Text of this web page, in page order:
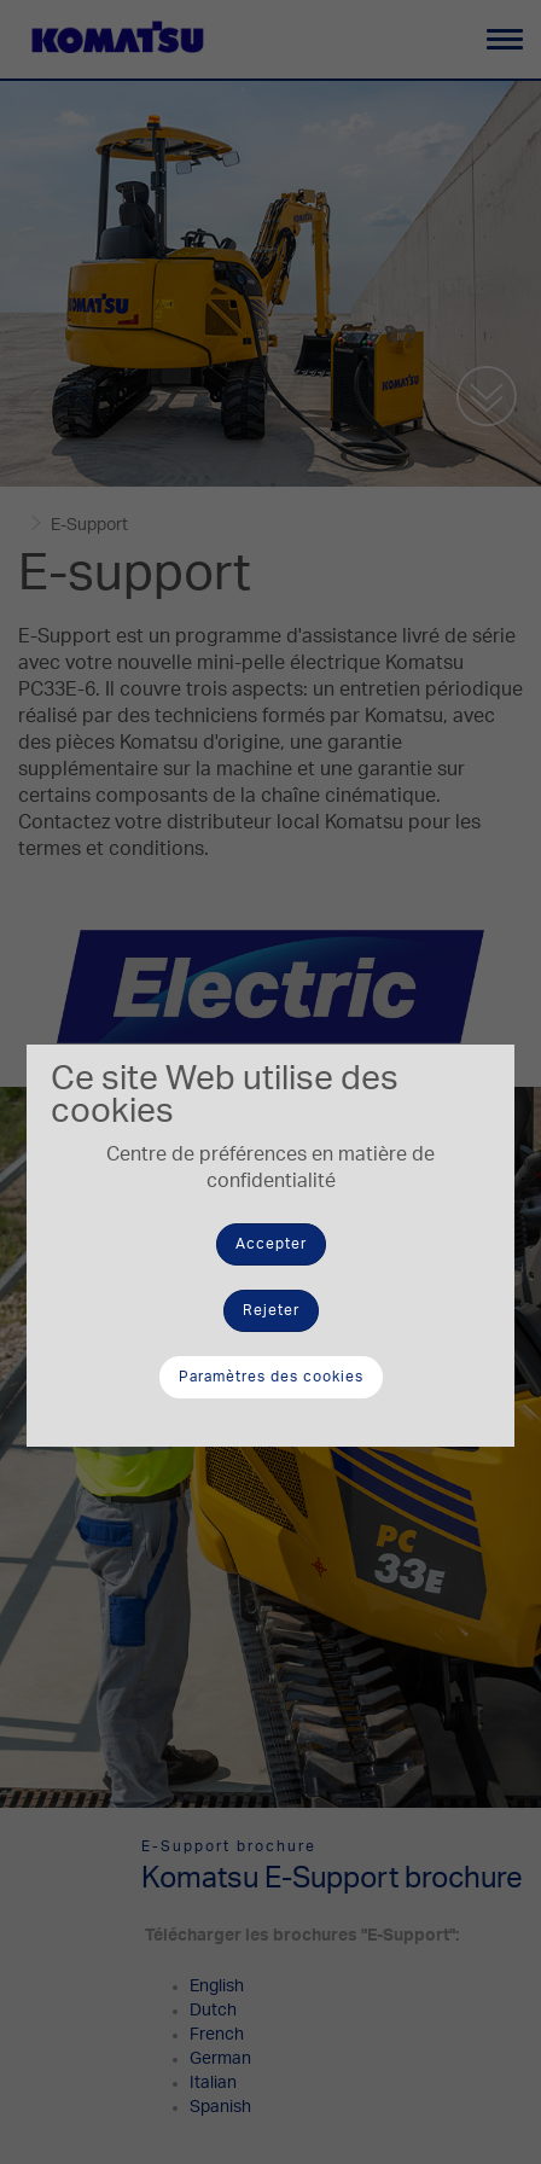
Ce site Web utilise des
cookies
Centre de préférences en matière de
confidentialité
Accepter
Rejeter
Paramètres des cookies
la
E-Support
E-support
E-Support est un programme d'assistance livré de série
avec votre nouvelle mini-pelle électrique Komatsu
PC33E-6. Il couvre trois aspects: un entretien périodique
réalisé par des techniciens formés par Komatsu, avec
des pièces Komatsu d'origine, une garantie
supplémentaire sur la machine et une garantie sur
certains composants de la chaîne cinématique.
Contactez votre distributeur local Komatsu pour les
termes et conditions.
E-Support brochure
Komatsu E-Support brochure
Télécharger les brochures "E-Support":
English
Dutch
French
German
Italian
Spanish